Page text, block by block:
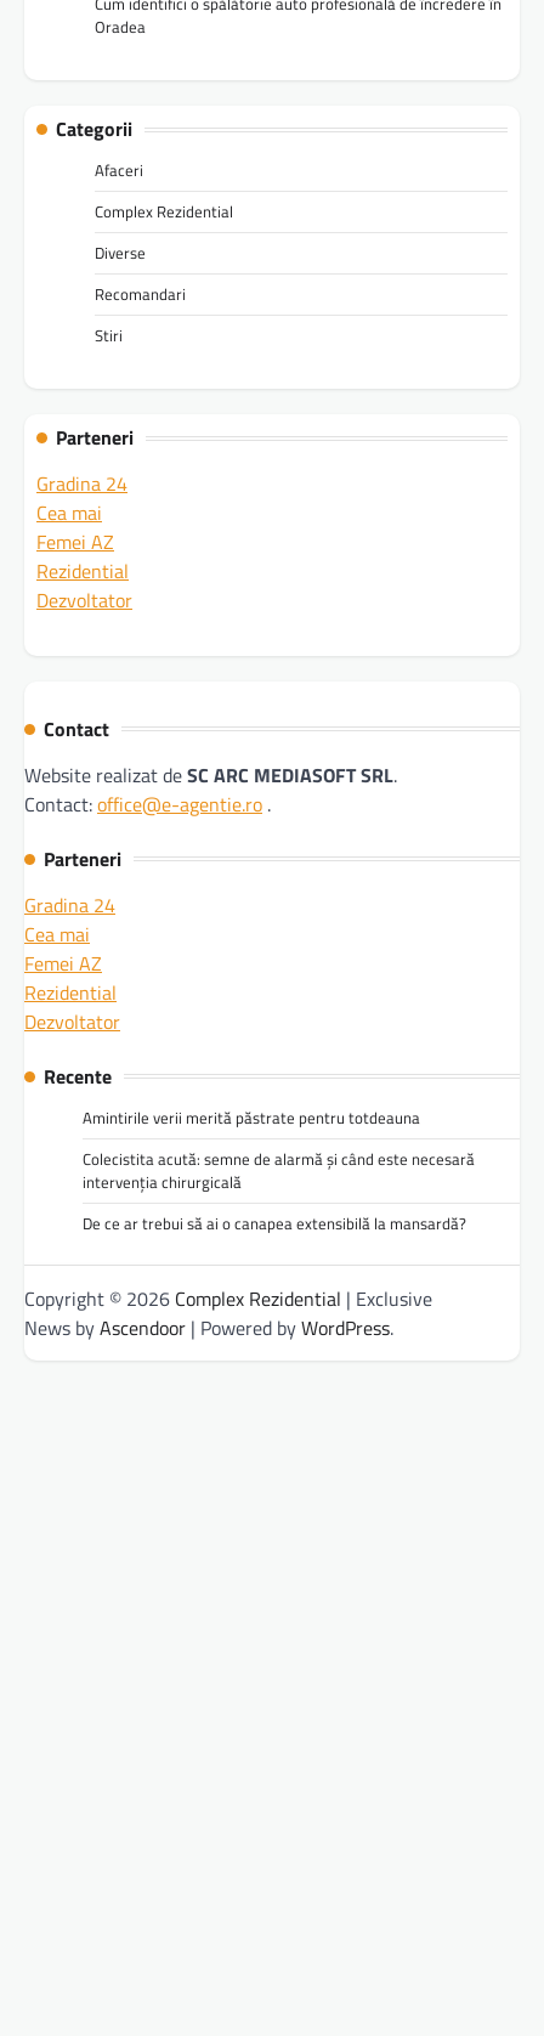
Oradea
Categorii
Afaceri
Complex Rezidential
Diverse
Recomandari
Stiri
Parteneri
Gradina 24
Cea mai
Femei AZ
Rezidential
Dezvoltator
Contact
Website realizat deSC ARC MEDIASOFT SRL.
Contact:office@e-agentie.ro .
Parteneri
Gradina 24
Cea mai
Femei AZ
Rezidential
Dezvoltator
Recente
Amintirile verii merită păstrate pentru totdeauna
Colecistita acută: semne de alarmă și când este necesară
intervenția chirurgicală
De ce ar trebui să ai o canapea extensibilă la mansardă?
Copyright © 2026 Complex Rezidential | Exclusive
News byAscendoor | Powered byWordPress.